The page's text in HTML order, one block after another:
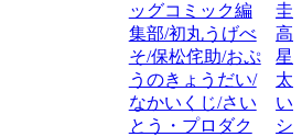
ッグコミック編
集部/初丸うげべ
そ/保松侘助/おぷ
うのきょうだい/
なかいくじ/さい
とう・プロダク
圭/
高
星/
太
い
シ